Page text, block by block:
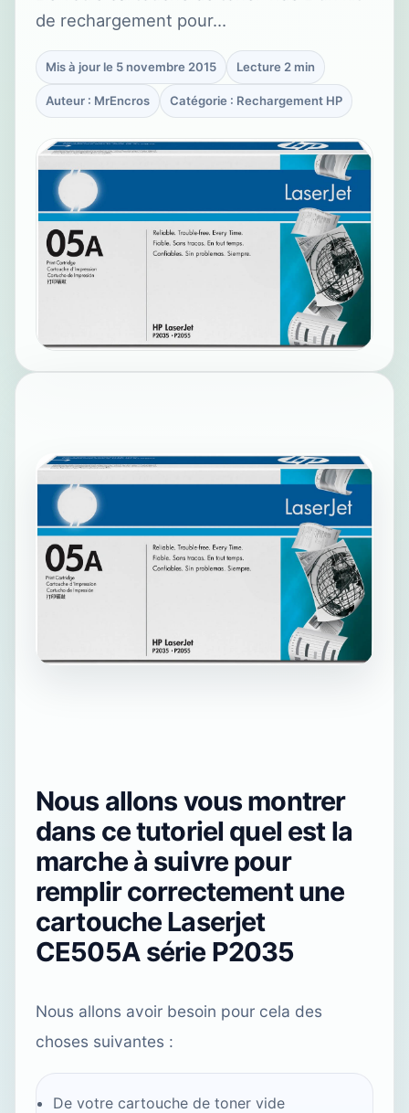
de rechargement pour…
Mis à jour le 5 novembre 2015 Lecture 2 min
Auteur : MrEncros Catégorie : Rechargement HP
Nous allons vous montrer
dans ce tutoriel quel est la
marche à suivre pour
remplir correctement une
cartouche Laserjet
CE505A série P2035
Nous allons avoir besoin pour cela des
choses suivantes :
De votre cartouche de toner vide